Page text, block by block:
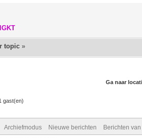
topic »
Ga naar
gast(en)
Archiefmodus Nieuwe berichten Berichten